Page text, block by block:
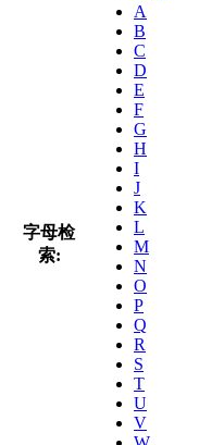
字母检
索:
A
B
C
D
E
F
G
H
I
J
K
L
M
N
O
P
Q
R
S
T
U
V